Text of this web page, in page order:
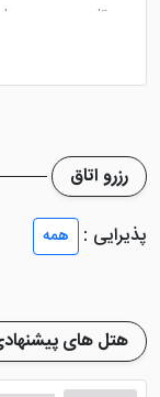
تلویزیون و
آباد،
هتل دوست
مناسب برای
امکانات
رزرو اتاق
پذیرایی :
همه
هتل های